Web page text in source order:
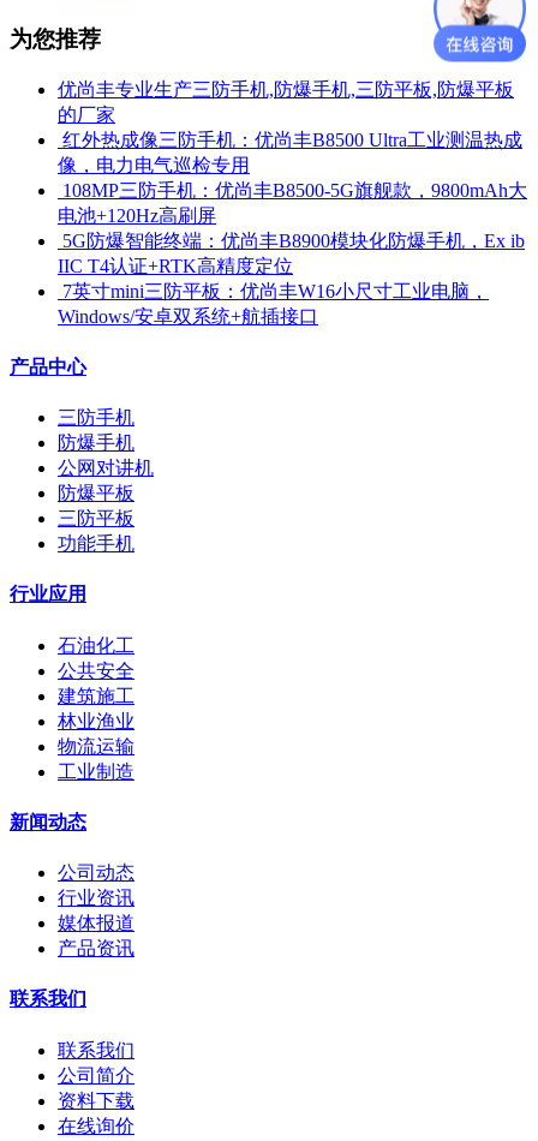
为您推荐
优尚丰专业生产三防手机,防爆手机,三防平板,防爆平板
的厂家
​ 红外热成像三防手机：优尚丰B8500 Ultra工业测温热成
像，电力电气巡检专用
​ 108MP三防手机：优尚丰B8500-5G旗舰款，9800mAh大
电池+120Hz高刷屏
​ 5G防爆智能终端：优尚丰B8900模块化防爆手机，Ex ib
IIC T4认证+RTK高精度定位
​ 7英寸mini三防平板：优尚丰W16小尺寸工业电脑，
Windows/安卓双系统+航插接口
产品中心
三防手机
防爆手机
公网对讲机
防爆平板
三防平板
功能手机
行业应用
石油化工
公共安全
建筑施工
林业渔业
物流运输
工业制造
新闻动态
公司动态
行业资讯
媒体报道
产品资讯
联系我们
联系我们
公司简介
资料下载
在线询价